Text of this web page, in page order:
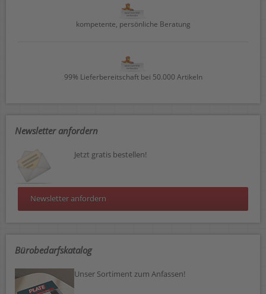
kompetente, persönliche Beratung
99% Lieferbereitschaft bei 50.000 Artikeln
Newsletter anfordern
Jetzt gratis bestellen!
Newsletter anfordern
Bürobedarfskatalog
Unser Sortiment zum Anfassen!